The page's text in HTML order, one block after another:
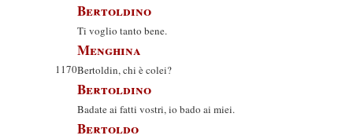
Bertoldino
Ti voglio tanto bene.
Menghina
1170Bertoldin, chi è colei?
Bertoldino
Badate ai fatti vostri, io bado ai miei.
Bertoldo